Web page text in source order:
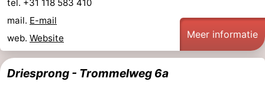
tel. +31 118 583 410
mail. E-mail
web. Website Meer informatie
Driesprong - Trommelweg 6a